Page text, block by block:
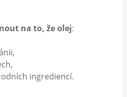
na to, že olej:
ingrediencí.